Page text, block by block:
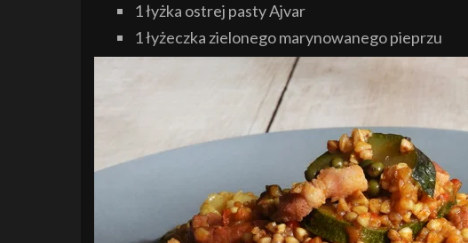
1 łyżka ostrej pasty Ajvar
1 łyżeczka zielonego marynowanego pieprzu